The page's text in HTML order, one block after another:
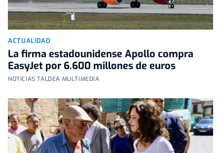
ACTUALIDAD
La firma estadounidense Apollo compra
EasyJet por 6.600 millones de euros
NOTICIAS TALDEA MULTIMEDIA